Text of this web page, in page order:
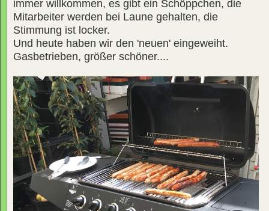
immer willkommen, es gibt ein Schöppchen, die
Mitarbeiter werden bei Laune gehalten, die
Stimmung ist locker.
Und heute haben wir den 'neuen' eingeweiht.
Gasbetrieben, größer schöner....